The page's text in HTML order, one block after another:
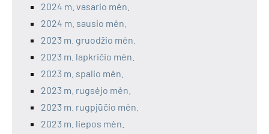
2024 m. vasario mėn.
2024 m. sausio mėn.
2023 m. gruodžio mėn.
2023 m. lapkričio mėn.
2023 m. spalio mėn.
2023 m. rugsėjo mėn.
2023 m. rugpjūčio mėn.
2023 m. liepos mėn.